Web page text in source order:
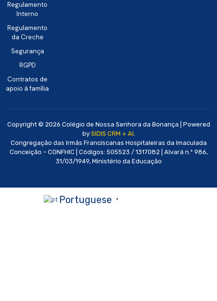
Regulamento
Interno
Regulamento
da Creche
Segurança
RGPD
Contratos de
apoio à família
Copyright © 2026 Colégio de Nossa Senhora da Bonança | Powered
by SIDIS CRM + AI.
Congregação das Irmãs Franciscanas Hospitaleiras da Imaculada
Conceição – CONFHIC | Códigos: 505523 / 1317082 | Alvará n.º 986,
31/03/1949, Ministério da Educação
Portuguese ▼